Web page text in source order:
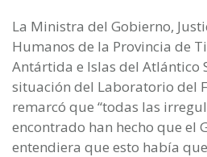
La Ministra del Gobierno,
Humanos de la Provincia de
Antártida e Islas del Atlántico
situación del Laboratorio del
remarcó que “todas las
encontrado han hecho que el
entendiera que esto había